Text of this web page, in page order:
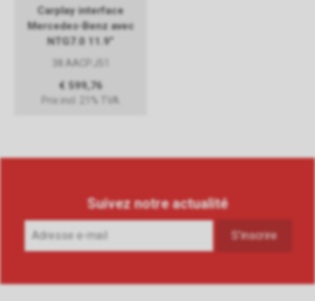
Carplay interface
Mercedes-Benz avec
NTG7.0 11.9”
38.AACP.J51
€ 599,76
Prix incl. 21% TVA
Suivez notre actualité